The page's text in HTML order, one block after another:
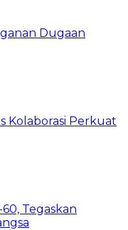
Dugaan
Kolaborasi Perkuat
Tegaskan